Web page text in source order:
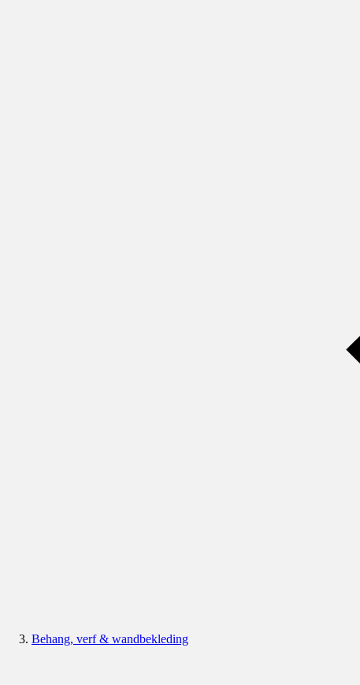
Behang, verf & wandbekleding